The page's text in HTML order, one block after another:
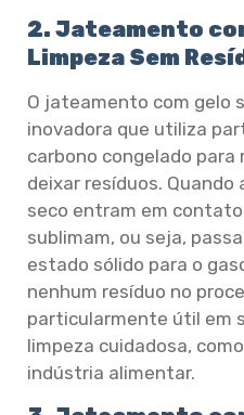
2. Jateamento
Limpeza Sem
O jateamento com gelo
inovadora que utiliza
carbono congelado para
deixar resíduos. Quando
seco entram em
sublimam, ou seja,
estado sólido para o
nenhum resíduo no
particularmente útil em
limpeza cuidadosa,
indústria alimentar.